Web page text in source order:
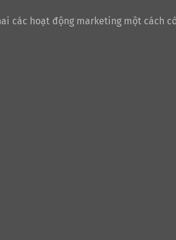
các hoạt động marketing một cách